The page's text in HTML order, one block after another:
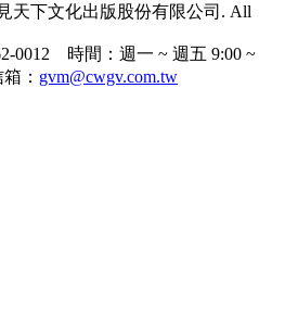
天下文化出版股份有限公司. All
0012 時間：週一 ~ 週五 9:00 ~
： gvm@cwgv.com.tw